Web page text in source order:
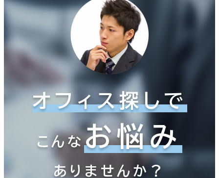
オフィス探しで
こんなお悩み
ありませんか？